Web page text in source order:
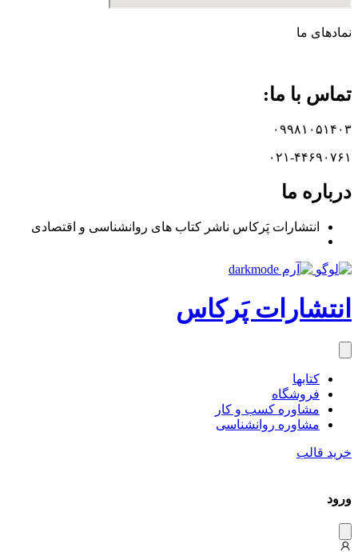
نماد‌های ما
تماس با ما:
۰۹۹۸۱۰۵۱۴۰۳
۰۲۱-۴۴۶۹۰۷۶۱
درباره ما
انتشارات پَرکاس ناشر کتاب های روانشناسی و اقتصادی
انتشارات پَرکاس
کتاب‎ها
فروشگاه
مشاوره کسب و کار
مشاوره روان‎شناسی
خرید قالب
ورود
میس